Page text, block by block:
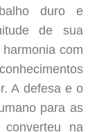
duro e
de sua
com
A defesa e o
para as
na